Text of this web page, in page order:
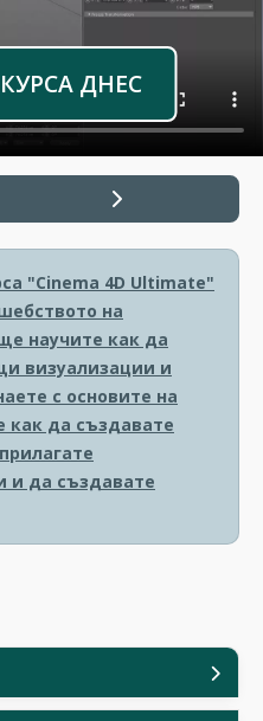
ДНЕС
"Cinema 4D Ultimate"
на
научите как да
визуализации и
с основите на
как да създавате
и да създавате